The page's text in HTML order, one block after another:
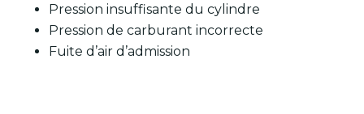
Pression insuffisante du cylindre
Pression de carburant incorrecte
Fuite d’air d’admission